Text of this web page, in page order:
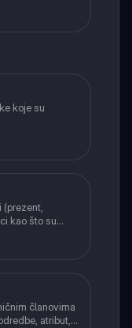
koje su
kao što su
II, kao i
članovima
atribut,